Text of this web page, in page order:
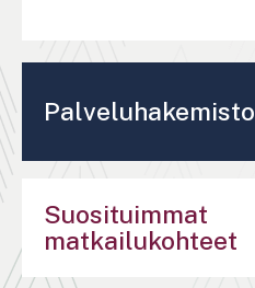
Palveluhakemisto
Suosituimmat
matkailukohteet